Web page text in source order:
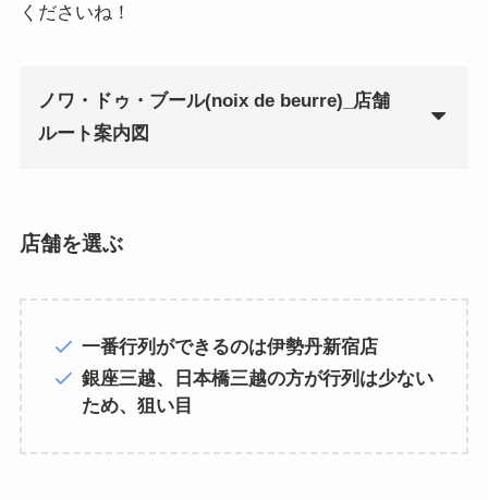
くださいね！
ノワ・ドゥ・ブール(noix de beurre)_店舗
ルート案内図
店舗を選ぶ
一番行列ができるのは伊勢丹新宿店
銀座三越、日本橋三越の方が行列は少ない
ため、狙い目